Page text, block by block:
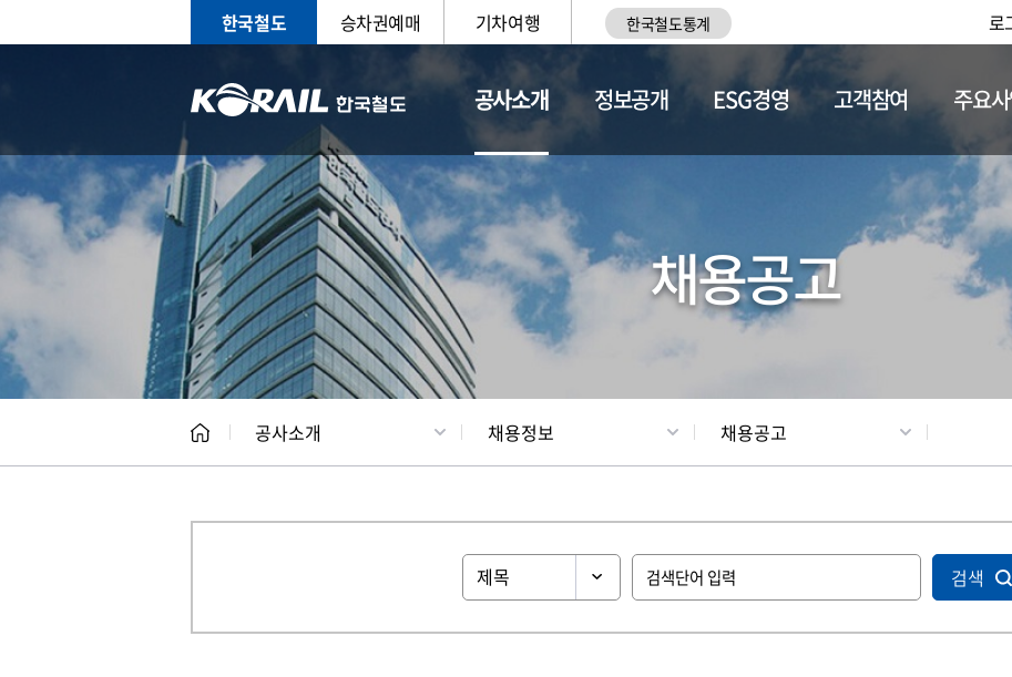
한국철도 승차권예매 기차여행 한국철도통계 로
공사소개
CEO 일반현황 채용정보
정보공개 ESG경영 고객참여 주요
채용공고
공사소개 채용정보 채용공고
검색